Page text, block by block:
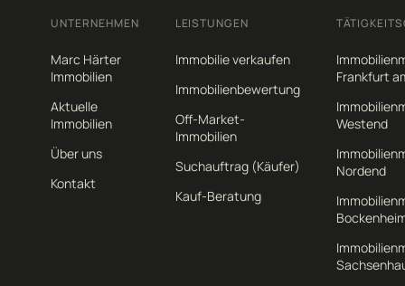
UNTERNEHMEN
Marc Härter
Immobilien
Aktuelle
Immobilien
Über uns
Kontakt
LEISTUNGEN
Immobilie verkaufen
Immobilienbewertung
Off-Market-
Immobilien
Suchauftrag (Käufer)
Kauf-Beratung
Frankfurt
Westend
Nordend